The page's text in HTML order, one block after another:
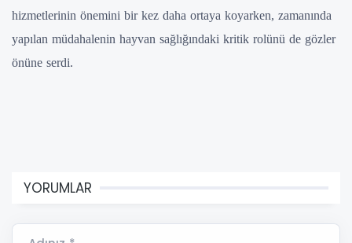
hizmetlerinin önemini bir kez daha ortaya koyarken, zamanında
yapılan müdahalenin hayvan sağlığındaki kritik rolünü de gözler
önüne serdi.
YORUMLAR